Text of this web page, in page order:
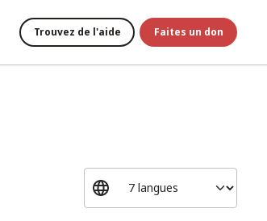
Trouvez de l'aide Faites un don